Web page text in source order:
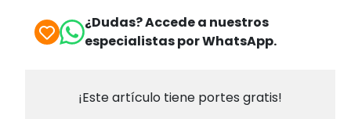
¿Dudas? Accede a nuestros
especialistas por WhatsApp.
¡Este artículo tiene portes gratis!